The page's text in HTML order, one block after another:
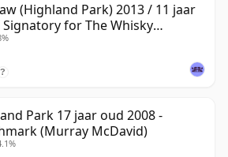
(Highland Park) 2013 / 11 jaar
for The Whisky
?
Park 17 jaar oud 2008 -
(Murray McDavid)